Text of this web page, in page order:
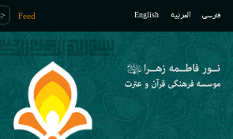
فارسی العربیه English
Feed